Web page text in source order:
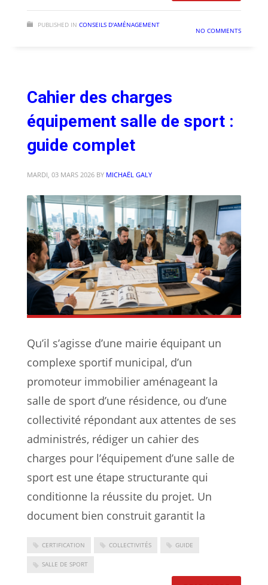
PUBLISHED IN CONSEILS D'AMÉNAGEMENT
NO COMMENTS
Cahier des charges
équipement salle de sport :
guide complet
MARDI, 03 MARS 2026 BY MICHAËL GALY
Qu’il s’agisse d’une mairie équipant un
complexe sportif municipal, d’un
promoteur immobilier aménageant la
salle de sport d’une résidence, ou d’une
collectivité répondant aux attentes de ses
administrés, rédiger un cahier des
charges pour l’équipement d’une salle de
sport est une étape structurante qui
conditionne la réussite du projet. Un
document bien construit garantit la
CERTIFICATION COLLECTIVITÉS GUIDE
SALLE DE SPORT